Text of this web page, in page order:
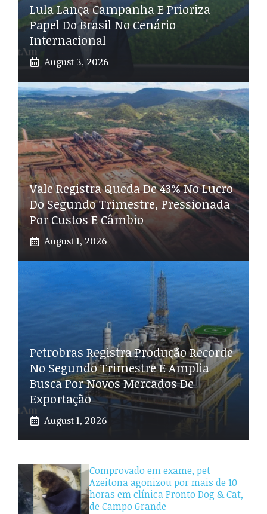
Lula Lança Campanha E Prioriza
Papel Do Brasil No Cenário
Internacional
August 3, 2026
Vale Registra Queda De 43% No Lucro
Do Segundo Trimestre, Pressionada
Por Custos E Câmbio
August 1, 2026
Petrobras Registra Produção Recorde
No Segundo Trimestre E Amplia
Busca Por Novos Mercados De
Exportação
August 1, 2026
Comprovado em exame, pet
Azeitona agonizou por mais de 10
horas em clínica Pronto Dog & Cat,
de Campo Grande